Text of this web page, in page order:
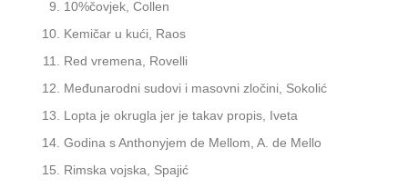
10%čovjek, Collen
Kemičar u kući, Raos
Red vremena, Rovelli
Međunarodni sudovi i masovni zločini, Sokolić
Lopta je okrugla jer je takav propis, Iveta
Godina s Anthonyjem de Mellom, A. de Mello
Rimska vojska, Spajić